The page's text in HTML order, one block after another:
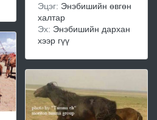
Эцэг: Энэбишийн өвгөн
халтар
Эх: Энэбишийн дархан
хээр гүү